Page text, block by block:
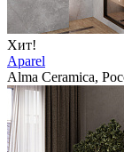
Хит!
Aparel
Alma Ceramica,